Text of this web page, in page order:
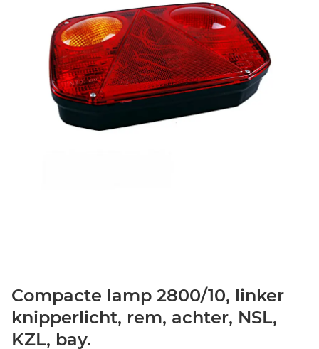
Compacte lamp 2800/10, linker
knipperlicht, rem, achter, NSL,
KZL, bay.